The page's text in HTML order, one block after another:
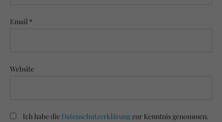
Email *
Website
Ich habe die Datenschutzerklärung zur Kenntnis genommen.